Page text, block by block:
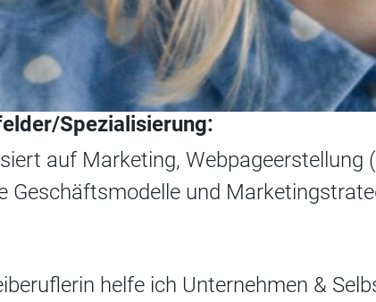
Spezialisierung:
auf Marketing,
Geschäftsmodelle und
helfe ich Unternehmen &